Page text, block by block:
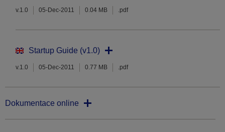
v.1.0 05-Dec-2011 0.04 MB .pdf
Startup Guide (v1.0)
v.1.0 05-Dec-2011 0.77 MB .pdf
Dokumentace online